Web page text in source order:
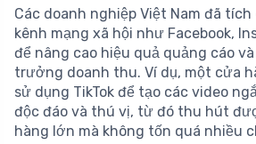
Các doanh nghiệp Việt Nam đã
kênh mạng xã hội như Facebook,
để nâng cao hiệu quả quảng cáo
trưởng doanh thu. Ví dụ, một cửa
sử dụng TikTok để tạo các video
độc đáo và thú vị, từ đó thu hút
hàng lớn mà không tốn quá nhiều